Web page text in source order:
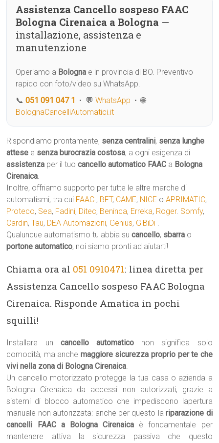
Assistenza Cancello sospeso FAAC
Bologna Cirenaica a Bologna —
installazione, assistenza e
manutenzione
Operiamo a Bologna e in provincia di BO. Preventivo
rapido con foto/video su WhatsApp.
📞051 091 047 1 • 💬WhatsApp • 🌐
BolognaCancelliAutomatici.it
Rispondiamo prontamente, senza centralini, senza lunghe
attese e senza burocrazia costosa, a ogni esigenza di
assistenza per il tuocancello automatico FAAC a Bologna
Cirenaica.
Inoltre, offriamo supporto per tutte le altre marche di
automatismi, tra cui FAAC , BFT, CAME, NICE oAPRIMATIC,
Proteco, Sea, Fadini, Ditec, Beninca, Erreka, Roger. Somfy,
Cardin,Tau, DEA Automazioni, Genius, GiBiDi .
Qualunque automatismo tu abbia sucancello, sbarra o
portone automatico, noi siamo pronti ad aiutarti!
Chiama ora al 051 0910471: linea diretta per
Assistenza Cancello sospeso FAAC Bologna
Cirenaica. Risponde Amatica in pochi
squilli!
Installare un cancello automatico non significa solo
comodità, ma anche maggiore sicurezza proprio per te che
vivi nella zona di Bologna Cirenaica.
Un cancello motorizzato protegge la tua casa o azienda a
Bologna Cirenaica da accessi non autorizzati, grazie a
sistemi di blocco automatico che impediscono lapertura
manuale non autorizzata: anche per questo lariparazione di
cancelli FAAC a Bologna Cirenaica è fondamentale per
mantenere attiva la sicurezza passiva che questo